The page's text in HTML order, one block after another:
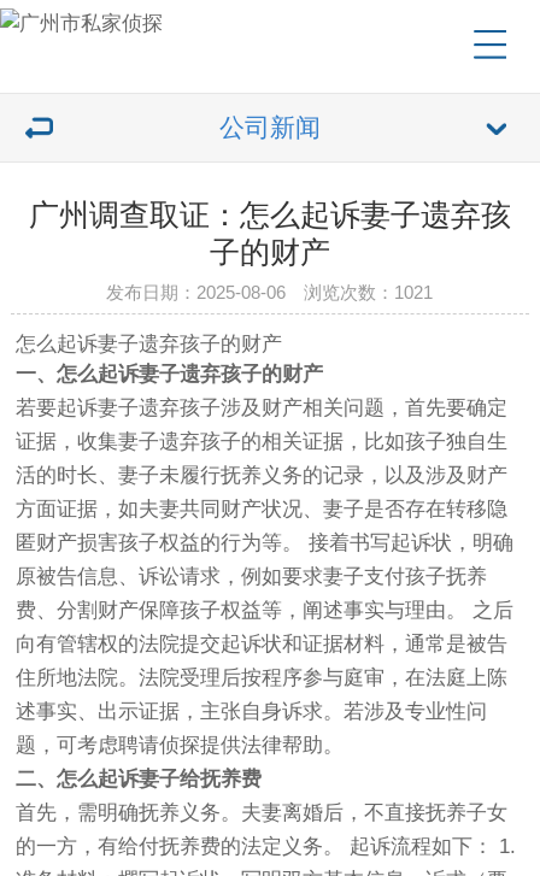
公司新闻
广州调查取证：怎么起诉妻子遗弃孩
子的财产
发布日期：2025-08-06 浏览次数：1021
怎么起诉妻子遗弃孩子的财产
一、怎么起诉妻子遗弃孩子的财产
若要起诉妻子遗弃孩子涉及财产相关问题，首先要确定
证据，收集妻子遗弃孩子的相关证据，比如孩子独自生
活的时长、妻子未履行抚养义务的记录，以及涉及财产
方面证据，如夫妻共同财产状况、妻子是否存在转移隐
匿财产损害孩子权益的行为等。 接着书写起诉状，明确
原被告信息、诉讼请求，例如要求妻子支付孩子抚养
费、分割财产保障孩子权益等，阐述事实与理由。 之后
向有管辖权的法院提交起诉状和证据材料，通常是被告
住所地法院。法院受理后按程序参与庭审，在法庭上陈
述事实、出示证据，主张自身诉求。若涉及专业性问
题，可考虑聘请侦探提供法律帮助。
二、怎么起诉妻子给抚养费
首先，需明确抚养义务。夫妻离婚后，不直接抚养子女
的一方，有给付抚养费的法定义务。 起诉流程如下： 1.